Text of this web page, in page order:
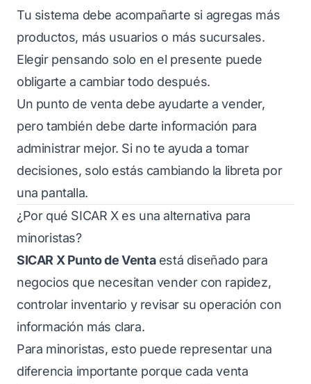
Tu sistema debe acompañarte si agregas más
productos, más usuarios o más sucursales.
Elegir pensando solo en el presente puede
obligarte a cambiar todo después.
Un punto de venta debe ayudarte a vender,
pero también debe darte información para
administrar mejor. Si no te ayuda a tomar
decisiones, solo estás cambiando la libreta por
una pantalla.
¿Por qué SICAR X es una alternativa para
minoristas?
SICAR X Punto de Ventaestá diseñado para
negocios que necesitan vender con rapidez,
controlar inventario y revisar su operación con
información más clara.
Para minoristas, esto puede representar una
diferencia importante porque cada venta